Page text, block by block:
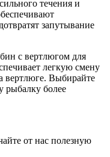
течения и
запутывание
с вертлюгом для
легкую смену
вертлюге. Выбирайте
рыбалку более
от нас полезную